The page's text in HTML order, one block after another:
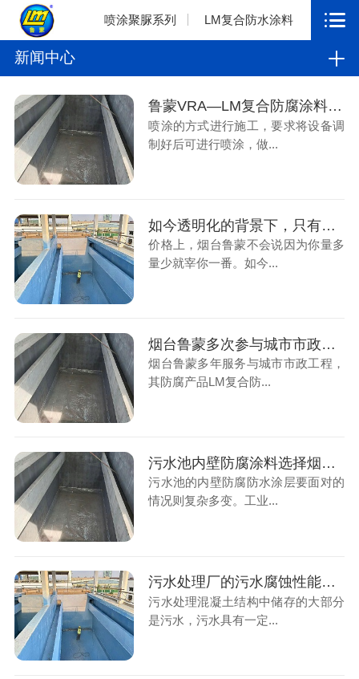
喷涂聚脲系列 LM复合防水涂料
新闻中心
鲁蒙VRA—LM复合防腐涂料应用污水厂防腐工程
喷涂的方式进行施工，要求将设备调
制好后可进行喷涂，做...
如今透明化的背景下，只有真材实料才能长远
价格上，烟台鲁蒙不会说因为你量多
量少就宰你一番。如今...
烟台鲁蒙多次参与城市市政工程，解决污水厂防腐工程
烟台鲁蒙多年服务与城市市政工程，
其防腐产品LM复合防...
污水池内壁防腐涂料选择烟台鲁蒙防腐厂家是好选择
污水池的内壁防腐防水涂层要面对的
情况则复杂多变。工业...
污水处理厂的污水腐蚀性能指标要求
污水处理混凝土结构中储存的大部分
是污水，污水具有一定...